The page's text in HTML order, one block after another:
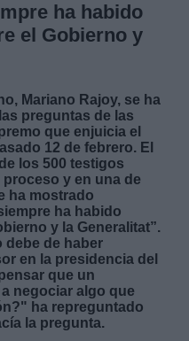
ha habido
el Gobierno y
Mariano Rajoy, se ha
preguntas de las
que enjuicia el
12 de febrero. El
los 500 testigos
proceso y en una de
ha mostrado
ha habido
y la Generalitat”.
debe de haber
en la presidencia del
que un
negociar algo que
ha repreguntado
la pregunta.